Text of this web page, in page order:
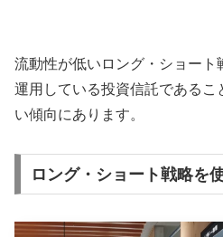
流動性が低いロング・ショー
運用している投資信託である
い傾向にあります。
ロング・ショート戦略を